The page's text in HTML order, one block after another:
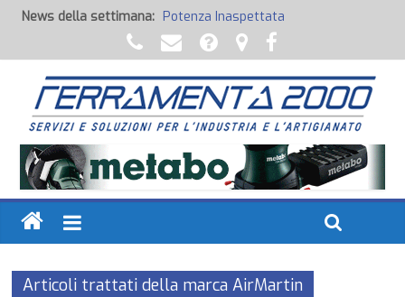
News della settimana: Potenza Inaspettata
Raccorderia pneumatica
Attrezzature professionali a batteria
Fondi, Smalti, Stucchi e Idropitture
Articoli trattati della marca AirMartin